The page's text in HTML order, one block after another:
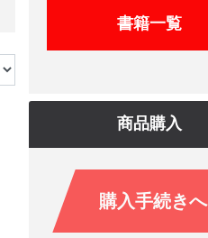
書籍一覧
商品購入
購入手続きへ